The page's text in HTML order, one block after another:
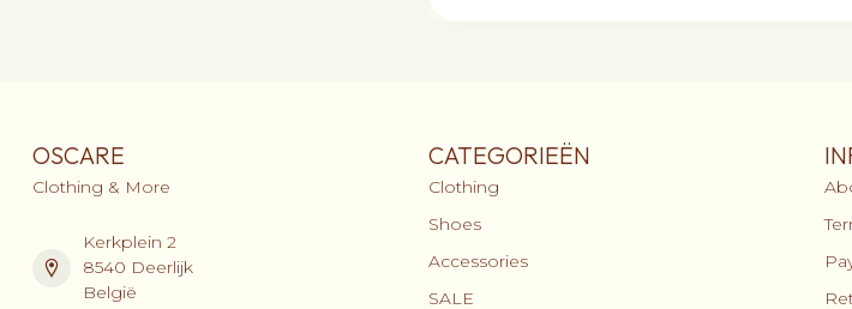
OSCARE
Clothing & More
Kerkplein 2
8540 Deerlijk
België
CATEGORIEËN
Clothing
Shoes
Accessories
SALE